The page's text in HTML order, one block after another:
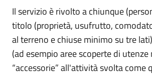
Il servizio è rivolto a chiunque
titolo (proprietà, usufrutto,
al terreno e chiuse minimo su tre
(ad esempio aree scoperte di
“accessorie” all'attività svolta come